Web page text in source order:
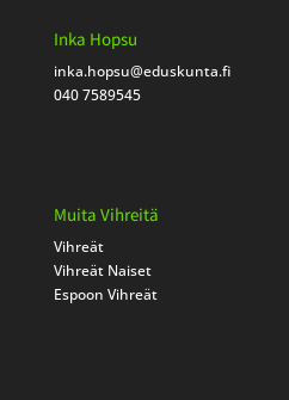
Inka Hopsu
inka.hopsu@eduskunta.fi
040 7589545
Muita Vihreitä
Vihreät
Vihreät Naiset
Espoon Vihreät